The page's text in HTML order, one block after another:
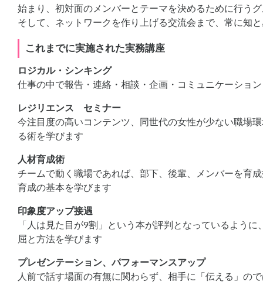
始まり、初対面のメンバーとテーマを決めるために行う
そして、ネットワークを作り上げる交流会まで、常に知
これまでに実施された実務講座
ロジカル・シンキング
仕事の中で報告・連絡・相談・企画・コミュニケーショ
レジリエンス セミナー
今注目度の高いコンテンツ、同世代の女性が少ない職場
る術を学びます
人材育成術
チームで動く職場であれば、部下、後輩、メンバーを育
育成の基本を学びます
印象度アップ接遇
「人は見た目が9割」という本が評判となっているよう
屈と方法を学びます
プレゼンテーション、パフォーマンスアップ
人前で話す場面の有無に関わらず、相手に「伝える」の